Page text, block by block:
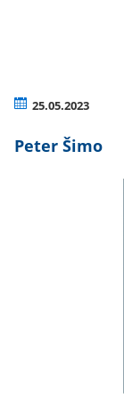
25.05.2023
Peter Šimo